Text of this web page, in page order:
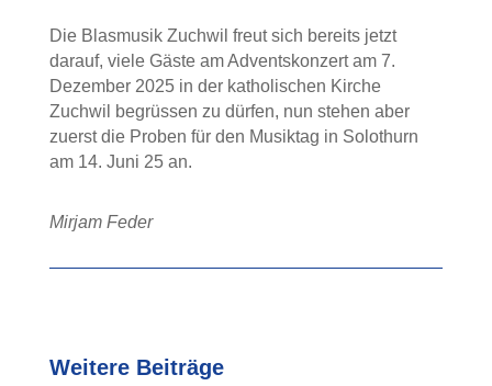
Die Blasmusik Zuchwil freut sich bereits jetzt
darauf, viele Gäste am Adventskonzert am 7.
Dezember 2025 in der katholischen Kirche
Zuchwil begrüssen zu dürfen, nun stehen aber
zuerst die Proben für den Musiktag in Solothurn
am 14. Juni 25 an.
Mirjam Feder
Weitere Beiträge